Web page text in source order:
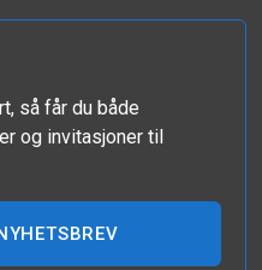
så får du både
og invitasjoner til